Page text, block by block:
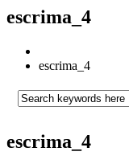
escrima_4
escrima_4
escrima_4